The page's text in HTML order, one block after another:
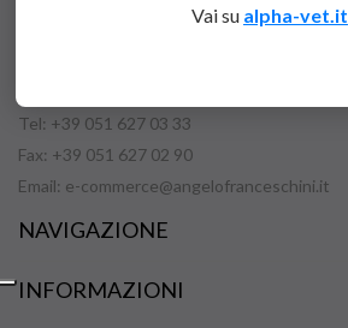
Tel: +39 051 627 03 33
Fax: +39 051 627 02 90
Email: e-commerce@angelofranceschini.it
NAVIGAZIONE
INFORMAZIONI
Vai su alpha-vet.it